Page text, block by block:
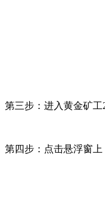
第三步：进入黄金矿
第四步：点击悬浮窗上